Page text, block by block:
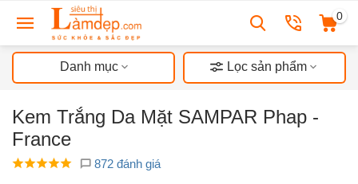
0
Danh mục Lọc sản phẩm
Kem Trắng Da Mặt SAMPAR Phap -
France
872 đánh giá